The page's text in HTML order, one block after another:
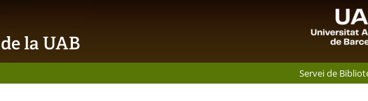
Servei de